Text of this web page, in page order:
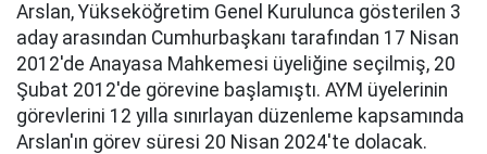
Arslan, Yükseköğretim Genel Kurulunca gösterilen 3
aday arasından Cumhurbaşkanı tarafından 17 Nisan
2012'de Anayasa Mahkemesi üyeliğine seçilmiş, 20
Şubat 2012'de görevine başlamıştı. AYM üyelerinin
görevlerini 12 yılla sınırlayan düzenleme kapsamında
Arslan'ın görev süresi 20 Nisan 2024'te dolacak.